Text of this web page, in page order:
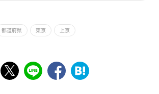
都道府県 東京 上京